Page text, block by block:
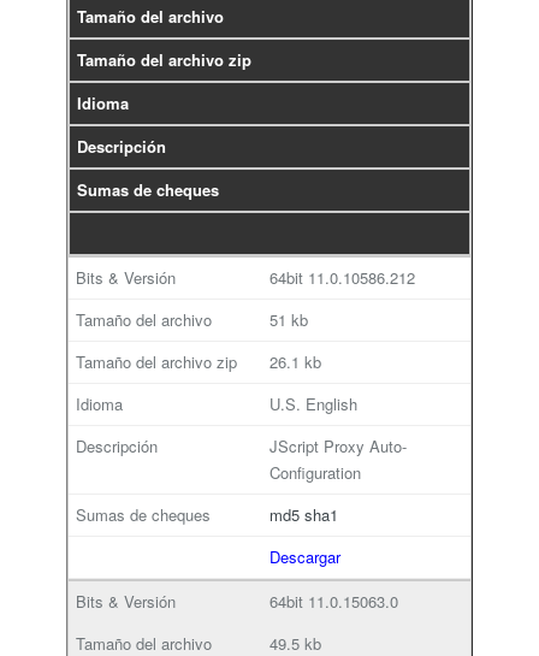
Tamaño del archivo
Tamaño del archivo zip
Idioma
Descripción
Sumas de cheques
64bit 11.0.10586.212
51 kb
26.1 kb
U.S. English
JScript Proxy Auto-
Configuration
md5 sha1
Descargar
64bit 11.0.15063.0
49.5 kb